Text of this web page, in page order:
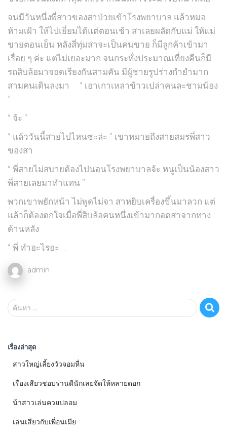
จนมีวันหนึ่งพี่สาวของสาป่วยเข้าโรงพยาบาล แล้วหมอ
ห้ามเฝ้า ให้ไปเยี่ยมได้แต่ตอนเช้า สาเลยผลัดกับแม่ ให้แม่
ขายตอนเย็น หลังสี่ทุ่มสาจะเป็นคนขาย ก็มีลูกค้าเข้ามา
เรื่อย ๆ ค่ะ แต่ไม่เยอะมาก จนกระทั่งประมาณเที่ยงคืนก็มี
รถสิบล้อมาจอดเรียงกันสามคัน มีผู้ชายรูปร่างกำยำมาก
สามคนเดินลงมา “ เอาเกาเหลาข้าวเปล่าคนละชามน้อง
”
“ จ้ะ ”
“ แล้ววันนี้สายไปไหนซะล่ะ ” เขาหมายถึงสายสมรพี่สาว
ของสา
“ พี่สายไม่สบายต้องไปนอนโรงพยาบาลจ้ะ หนูเป็นน้องสาว
พี่สายเลยมาทำแทน ”
พวกเขาพยักหน้า ไม่พูดไม่จา สาหยิบเครื่องขึ้นมาลวก แต่
แล้วก็ต้องตกใจเมื่อพี่สิบล้อคนหนึ่งเข้ามากอดสาจากทาง
ด้านหลัง
“ พี่ ทำอะไรอะ …
admin
ค้
สำ
ค้นหา …
เรื่องล่าสุด
สาวใหญ่เลี้ยงวัวจอมหื่น
เรื่องเสียวชอบร่านดีนักเลยจัดให้หลายดอก
น้าสาวเล่นควยปลอม
เล่นเสียวกับเพื่อนเมีย